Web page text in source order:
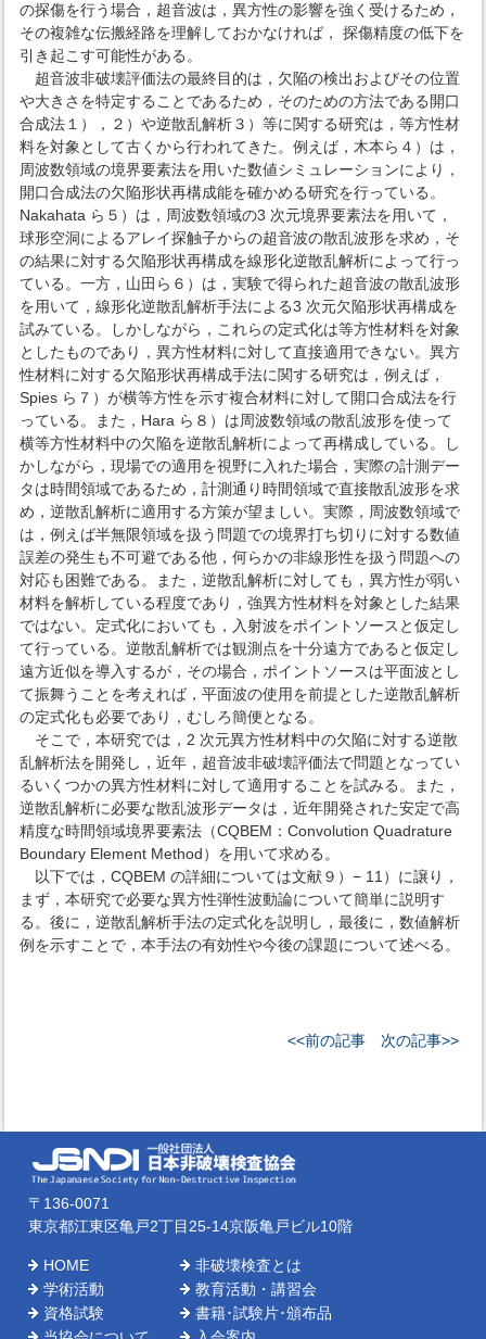
の探傷を行う場合，超音波は，異方性の影響を強く受けるため，
その複雑な伝搬経路を理解しておかなければ， 探傷精度の低下を
引き起こす可能性がある。
超音波非破壊評価法の最終目的は，欠陥の検出およびその位置
や大きさを特定することであるため，そのための方法である開口
合成法１），２）や逆散乱解析３）等に関する研究は，等方性材
料を対象として古くから行われてきた。例えば，木本ら４）は，
周波数領域の境界要素法を用いた数値シミュレーションにより，
開口合成法の欠陥形状再構成能を確かめる研究を行っている。
Nakahata ら５）は，周波数領域の3 次元境界要素法を用いて，
球形空洞によるアレイ探触子からの超音波の散乱波形を求め，そ
の結果に対する欠陥形状再構成を線形化逆散乱解析によって行っ
ている。一方，山田ら６）は，実験で得られた超音波の散乱波形
を用いて，線形化逆散乱解析手法による3 次元欠陥形状再構成を
試みている。しかしながら，これらの定式化は等方性材料を対象
としたものであり，異方性材料に対して直接適用できない。異方
性材料に対する欠陥形状再構成手法に関する研究は，例えば，
Spies ら７）が横等方性を示す複合材料に対して開口合成法を行
っている。また，Hara ら８）は周波数領域の散乱波形を使って
横等方性材料中の欠陥を逆散乱解析によって再構成している。し
かしながら，現場での適用を視野に入れた場合，実際の計測デー
タは時間領域であるため，計測通り時間領域で直接散乱波形を求
め，逆散乱解析に適用する方策が望ましい。実際，周波数領域で
は，例えば半無限領域を扱う問題での境界打ち切りに対する数値
誤差の発生も不可避である他，何らかの非線形性を扱う問題への
対応も困難である。また，逆散乱解析に対しても，異方性が弱い
材料を解析している程度であり，強異方性材料を対象とした結果
ではない。定式化においても，入射波をポイントソースと仮定し
て行っている。逆散乱解析では観測点を十分遠方であると仮定し
遠方近似を導入するが，その場合，ポイントソースは平面波とし
て振舞うことを考えれば，平面波の使用を前提とした逆散乱解析
の定式化も必要であり，むしろ簡便となる。
そこで，本研究では，2 次元異方性材料中の欠陥に対する逆散
乱解析法を開発し，近年，超音波非破壊評価法で問題となってい
るいくつかの異方性材料に対して適用することを試みる。また，
逆散乱解析に必要な散乱波形データは，近年開発された安定で高
精度な時間領域境界要素法（CQBEM：Convolution Quadrature
Boundary Element Method）を用いて求める。
以下では，CQBEM の詳細については文献９）− 11）に譲り，
まず，本研究で必要な異方性弾性波動論について簡単に説明す
る。後に，逆散乱解析手法の定式化を説明し，最後に，数値解析
例を示すことで，本手法の有効性や今後の課題について述べる。
<<前の記事 次の記事>>
〒136-0071
東京都江東区亀戸2丁目25-14京阪亀戸ビル10階
HOME
非破壊検査とは
学術活動
教育活動・講習会
資格試験
書籍･試験片･頒布品